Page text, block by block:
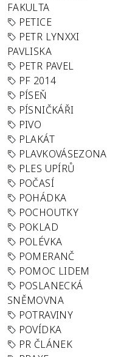
FAKULTA
PETICE
PETR LYNXXI
PAVLISKA
PETR PAVEL
PF 2014
PÍSEŇ
PÍSNIČKÁŘI
PIVO
PLAKÁT
PLAVKOVÁSEZONA
PLES UPÍRŮ
POČASÍ
POHÁDKA
POCHOUTKY
POKLAD
POLÉVKA
POMERANČ
POMOC LIDEM
POSLANECKÁ
SNĚMOVNA
POTRAVINY
POVÍDKA
PR ČLÁNEK